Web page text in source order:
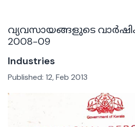
വ്യവസായങ്ങളുടെ
2008-09
Industries
Published: 12, Feb 2013